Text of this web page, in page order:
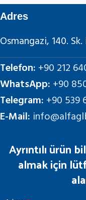
Adres
Osmangazi, 140.
Telefon: +90 212
WhatsApp: +90
Telegram: +90 539
E-Mail:
Ayrıntılı ürün
almak için